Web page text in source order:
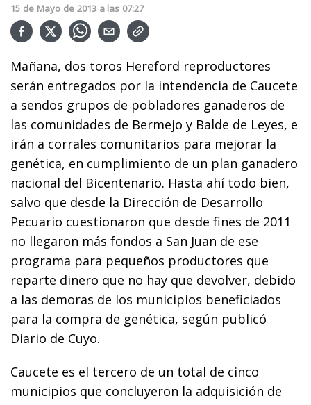
15 de Mayo de 2013 a las 07:27
Mañana, dos toros Hereford reproductores
serán entregados por la intendencia de Caucete
a sendos grupos de pobladores ganaderos de
las comunidades de Bermejo y Balde de Leyes, e
irán a corrales comunitarios para mejorar la
genética, en cumplimiento de un plan ganadero
nacional del Bicentenario. Hasta ahí todo bien,
salvo que desde la Dirección de Desarrollo
Pecuario cuestionaron que desde fines de 2011
no llegaron más fondos a San Juan de ese
programa para pequeños productores que
reparte dinero que no hay que devolver, debido
a las demoras de los municipios beneficiados
para la compra de genética, según publicó
Diario de Cuyo.
Caucete es el tercero de un total de cinco
municipios que concluyeron la adquisición de